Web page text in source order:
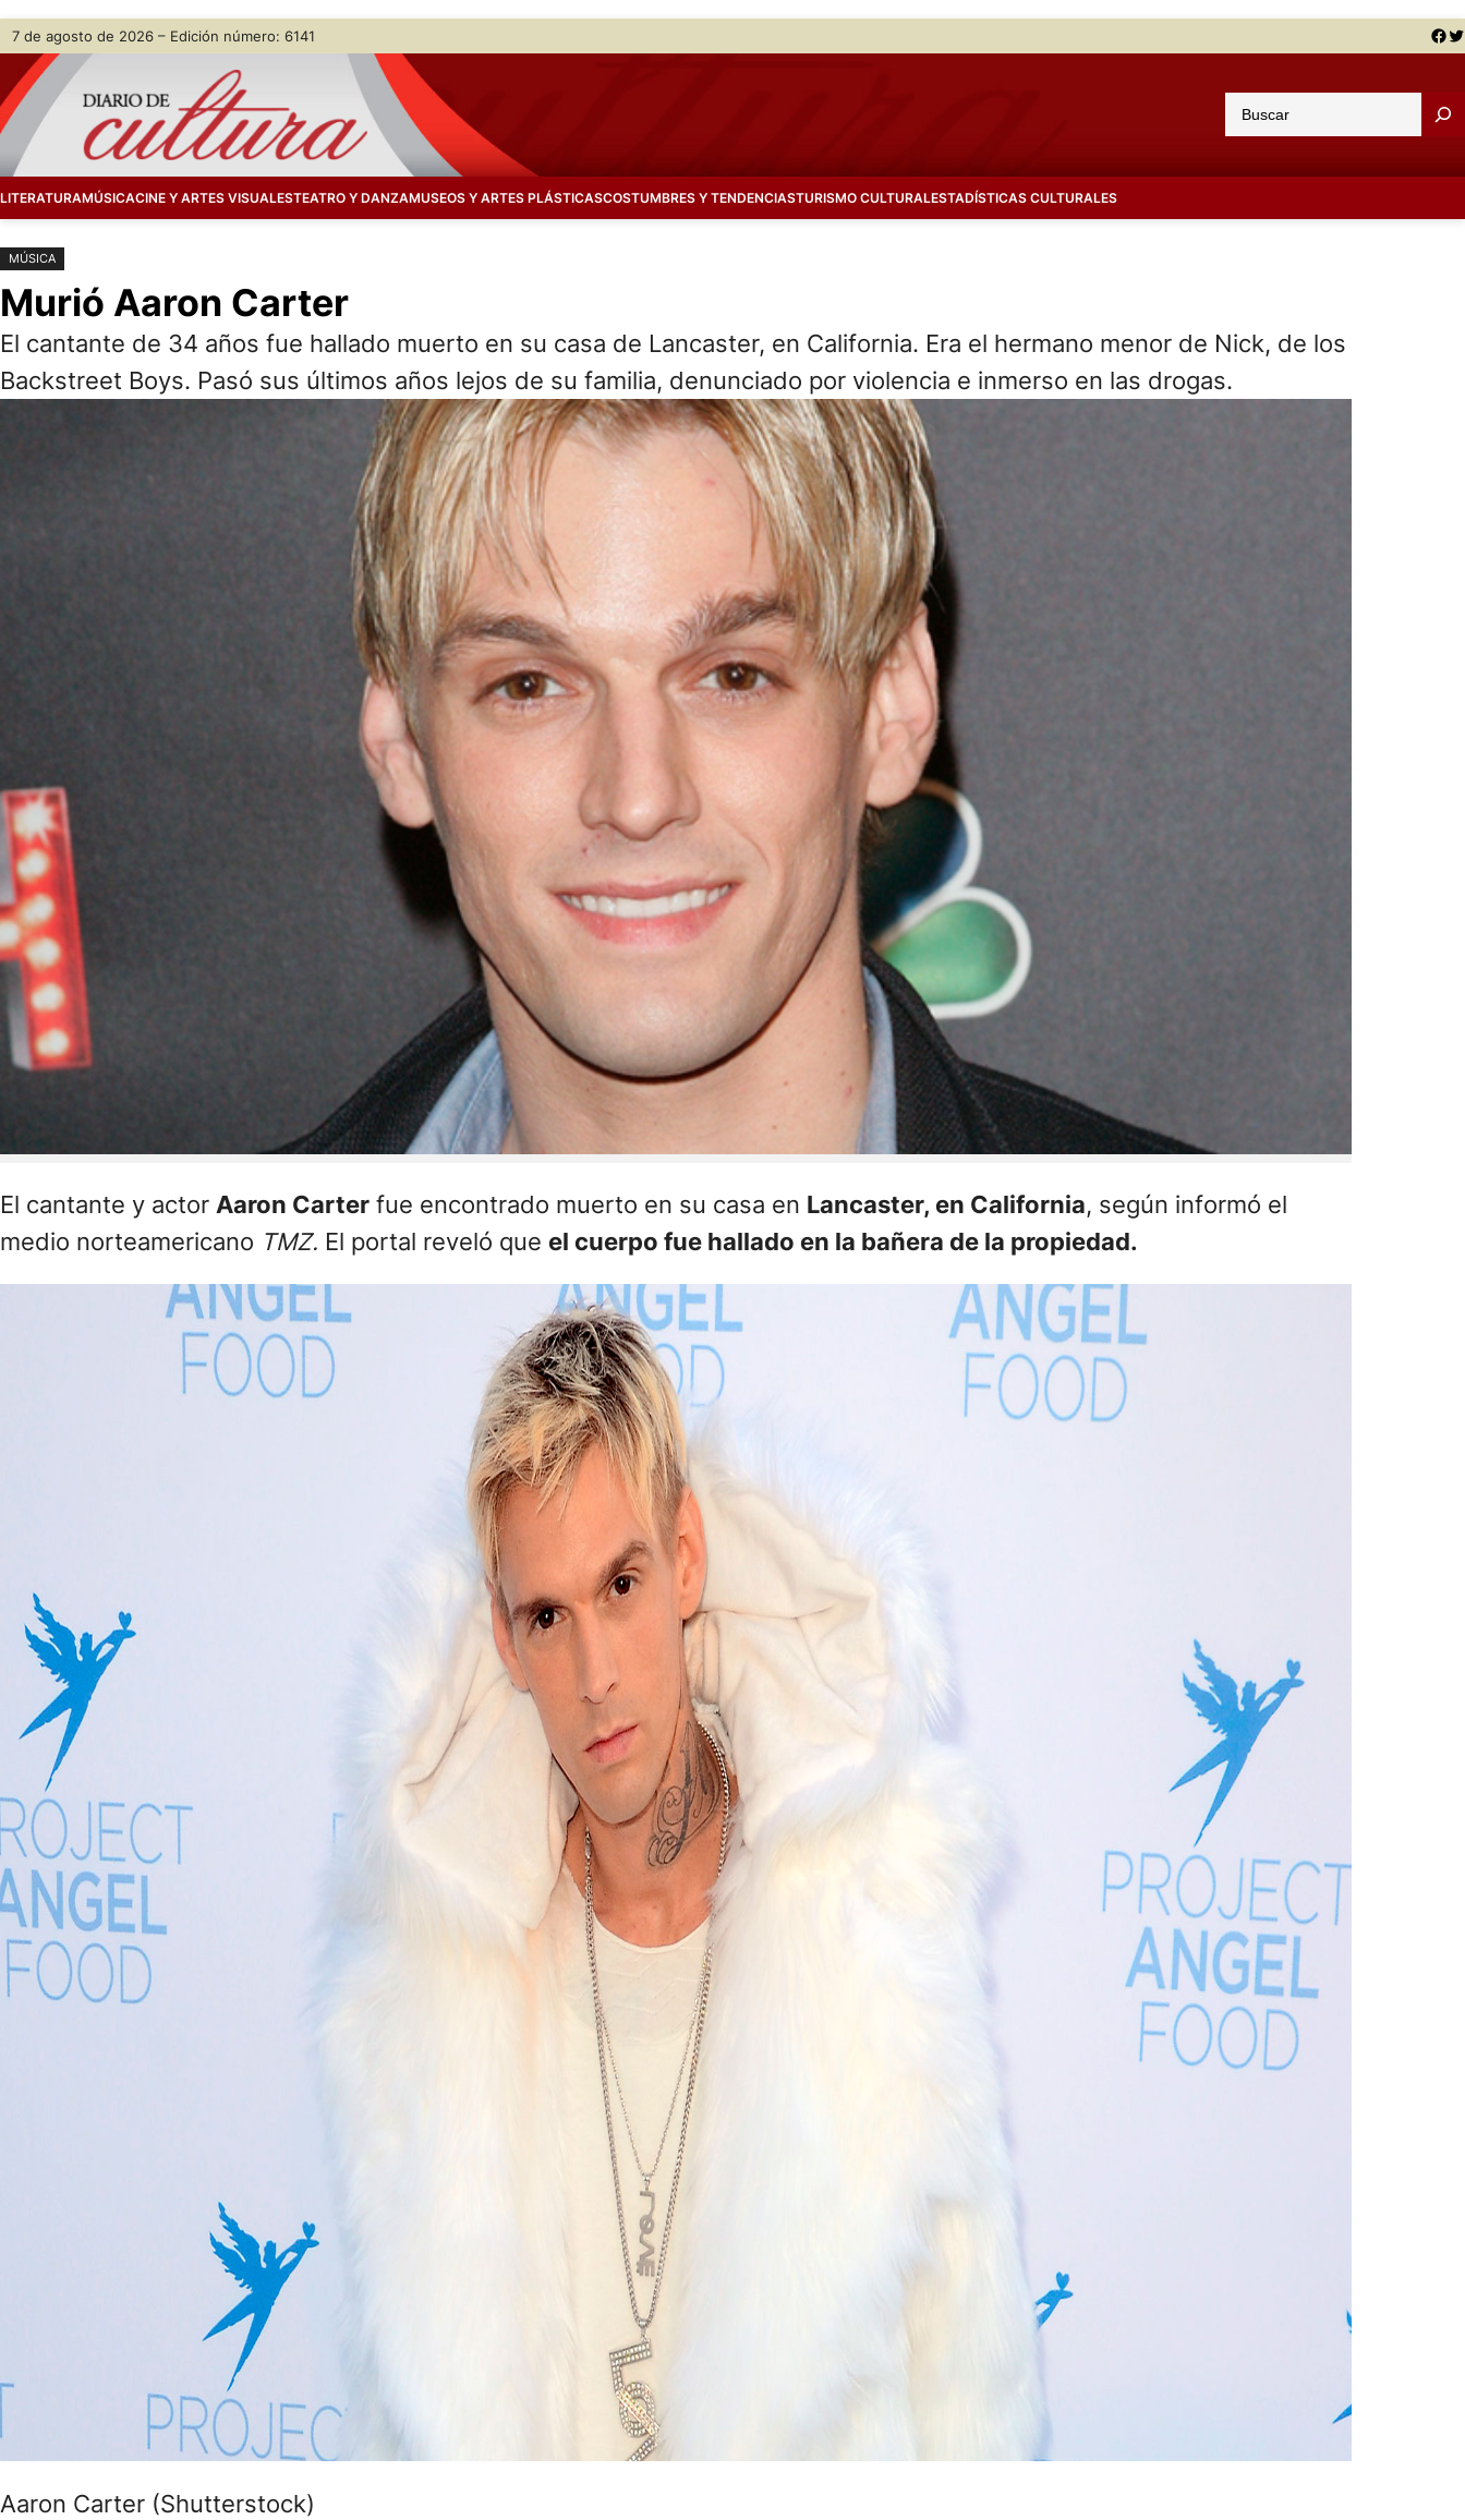
Saltar
contenido
Skip
content
7 de agosto de 2026 – Edición número: 6141 Facebook Twitter
u
a
LITERATURAMÚSICACINE Y ARTES VISUALESTEATRO Y DANZAMUSEOS Y ARTES PLÁSTICASCOSTUMBRES Y TENDENCIASTURISMO CULTURALESTADÍSTICAS CULTURALES
MÚSICA
Murió Aaron Carter
El cantante de 34 años fue hallado muerto en su casa de Lancaster, en California. Era el hermano menor de Nick, de los
Backstreet Boys. Pasó sus últimos años lejos de su familia, denunciado por violencia e inmerso en las drogas.
El cantante y actor Aaron Carter fue encontrado muerto en su casa en Lancaster, en California, según informó el
medio norteamericano TMZ. El portal reveló que el cuerpo fue hallado en la bañera de la propiedad.
Aaron Carter (Shutterstock)